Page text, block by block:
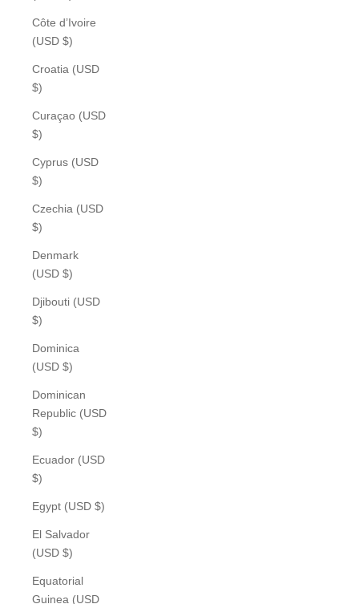
Côte d’Ivoire
(USD $)
Croatia (USD
$)
Curaçao (USD
$)
Cyprus (USD
$)
Czechia (USD
$)
Denmark
(USD $)
Djibouti (USD
$)
Dominica
(USD $)
Dominican
Republic (USD
$)
Ecuador (USD
$)
Egypt (USD $)
El Salvador
(USD $)
Equatorial
Guinea (USD